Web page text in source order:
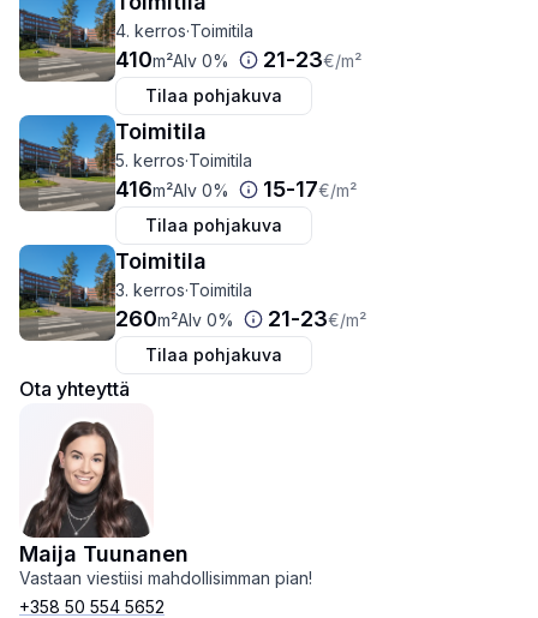
4. kerros·Toimitila
410m²Alv 0% 21-23€/m²
Tilaa pohjakuva
Toimitila
5. kerros·Toimitila
416m²Alv 0% 15-17€/m²
Tilaa pohjakuva
Toimitila
3. kerros·Toimitila
260m²Alv 0% 21-23€/m²
Tilaa pohjakuva
Ota yhteyttä
Maija Tuunanen
Vastaan viestiisi mahdollisimman pian!
+358 50 554 5652